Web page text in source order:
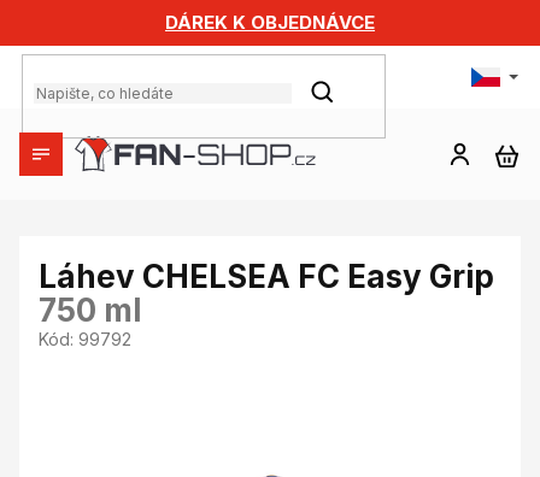
obsah
DÁREK K OBJEDNÁVCE
HLEDAT
Láhev CHELSEA FC Easy Grip
750 ml
Kód: 99792